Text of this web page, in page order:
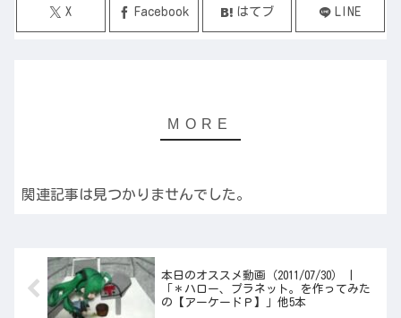
X Facebook はてブ LINE
関連記事は見つかりませんでした。
本日のオススメ動画（2011/07/30） |
「＊ハロー、プラネット。を作ってみた
の【アーケードＰ】」他5本